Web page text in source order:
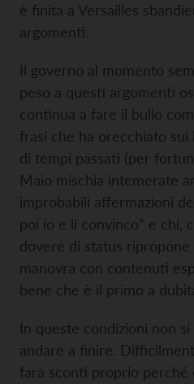
è finita a Versailles
argomenti.
Il governo al momento
peso a questi argomenti
continua a fare il bullo
frasi che ha orecchiato
di tempi passati (per
Maio mischia intemerate
improbabili affermazioni
poi io e li convinco” e chi,
dovere di status ripropone
manovra con contenuti
bene che è il primo a
In queste condizioni non si
andare a finire.
farà sconti proprio perché